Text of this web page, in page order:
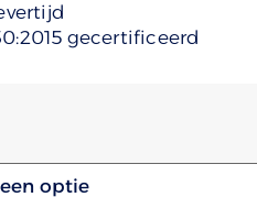
gecertificeerd